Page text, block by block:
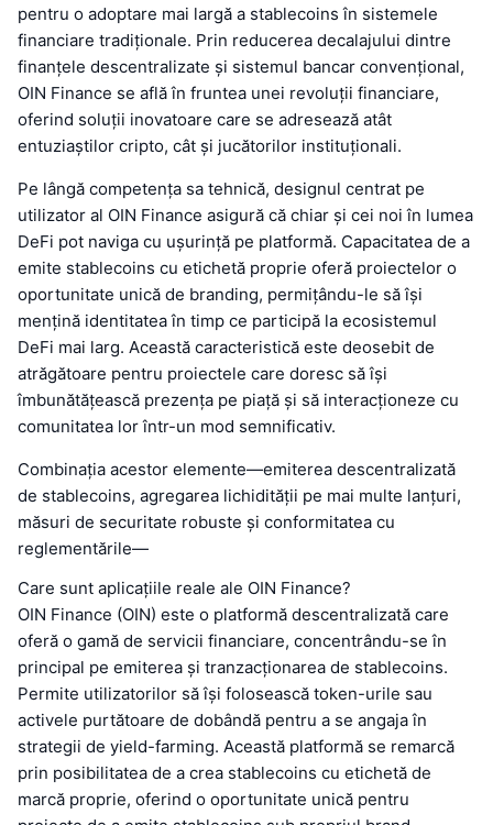
pentru o adoptare mai largă a stablecoins în sistemele
financiare tradiționale. Prin reducerea decalajului dintre
finanțele descentralizate și sistemul bancar convențional,
OIN Finance se află în fruntea unei revoluții financiare,
oferind soluții inovatoare care se adresează atât
entuziaștilor cripto, cât și jucătorilor instituționali.
Pe lângă competența sa tehnică, designul centrat pe
utilizator al OIN Finance asigură că chiar și cei noi în lumea
DeFi pot naviga cu ușurință pe platformă. Capacitatea de a
emite stablecoins cu etichetă proprie oferă proiectelor o
oportunitate unică de branding, permițându-le să își
mențină identitatea în timp ce participă la ecosistemul
DeFi mai larg. Această caracteristică este deosebit de
atrăgătoare pentru proiectele care doresc să își
îmbunătățească prezența pe piață și să interacționeze cu
comunitatea lor într-un mod semnificativ.
Combinația acestor elemente—emiterea descentralizată
de stablecoins, agregarea lichidității pe mai multe lanțuri,
măsuri de securitate robuste și conformitatea cu
reglementările—
Care sunt aplicațiile reale ale OIN Finance?
OIN Finance (OIN) este o platformă descentralizată care
oferă o gamă de servicii financiare, concentrându-se în
principal pe emiterea și tranzacționarea de stablecoins.
Permite utilizatorilor să își folosească token-urile sau
activele purtătoare de dobândă pentru a se angaja în
strategii de yield-farming. Această platformă se remarcă
prin posibilitatea de a crea stablecoins cu etichetă de
marcă proprie, oferind o oportunitate unică pentru